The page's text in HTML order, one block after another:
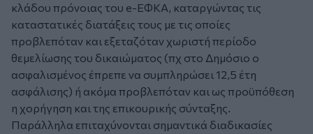
κλάδου πρόνοιας του e-ΕΦΚΑ, καταργώντας τις
καταστατικές διατάξεις τους με τις οποίες
προβλεπόταν και εξεταζόταν χωριστή περίοδο
θεμελίωσης του δικαιώματος (πχ στο Δημόσιο ο
ασφαλισμένος έπρεπε να συμπληρώσει 12,5 έτη
ασφάλισης) ή ακόμα προβλεπόταν και ως προϋπόθεση
η χορήγηση και της επικουρικής σύνταξης.
Παράλληλα επιταχύνονται σημαντικά διαδικασίες